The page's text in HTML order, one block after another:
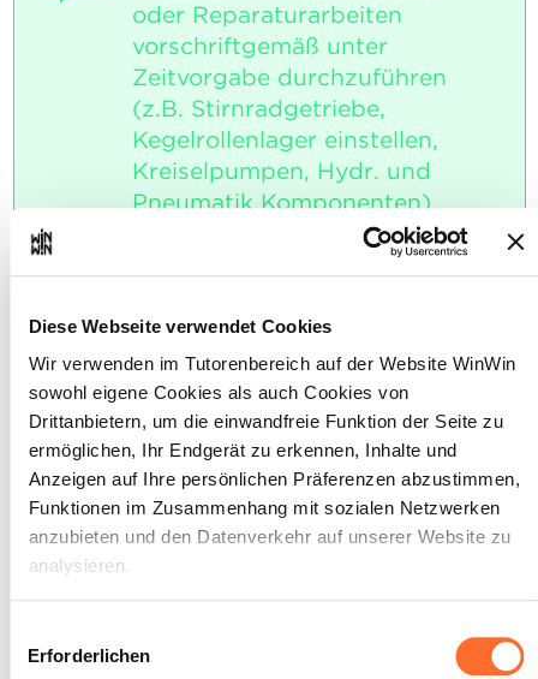
Diese Webseite verwendet Cookies
Wir verwenden im Tutorenbereich auf der Website WinWin
sowohl eigene Cookies als auch Cookies von
Drittanbietern, um die einwandfreie Funktion der Seite zu
ermöglichen, Ihr Endgerät zu erkennen, Inhalte und
Anzeigen auf Ihre persönlichen Präferenzen abzustimmen,
Funktionen im Zusammenhang mit sozialen Netzwerken
anzubieten und den Datenverkehr auf unserer Website zu
analysieren.
akzeptieren, ablehnen oder konfigurieren. Davon
Erforderlichen
oder Reparaturarbeiten
vorschriftgemäß unter
Zeitvorgabe durchzuführen
(z.B. Stirnradgetriebe,
Kegelrollenlager einstellen,
Kreiselpumpen, Hydr. und
Pneumatik Komponenten).
INDIKATOREN
Der Auszubildende erhält technische
Dokumentationen. Der Auszubildende
erhält eine Aufgabenstellung und führt
diese unter Zeitvorgabe durch.
SOCKEL
Die Aufgabenstellung wurde zu 60%